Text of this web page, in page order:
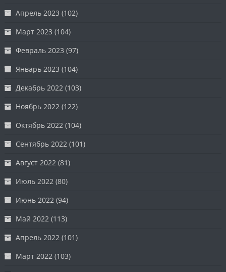
Апрель 2023 (102)
Март 2023 (104)
Февраль 2023 (97)
Январь 2023 (104)
Декабрь 2022 (103)
Ноябрь 2022 (122)
Октябрь 2022 (104)
Сентябрь 2022 (101)
Август 2022 (81)
Июль 2022 (80)
Июнь 2022 (94)
Май 2022 (113)
Апрель 2022 (101)
Март 2022 (103)